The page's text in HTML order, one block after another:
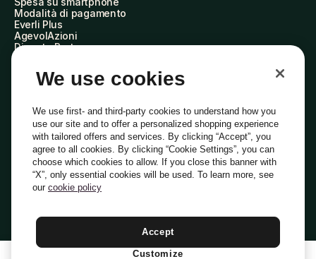
Modalità di pagamento
Everli Plus
AgevolAzioni
Diventa Partner
Everli Shoppers
About Us
Everli News
Domande frequenti
Lavora con noi
Diventa Shopper
Investitori
PrivacyCookiePreferenze Cookie
Termini e CondizioniCodice Etico
Indirizzo PEC: everli@pec.it - indirizzo DPO: dpo@everli.com
Italiano
We use cookies
We use first- and third-party cookies to understand how you
use our site and to offer a personalized shopping experience
with tailored offers and services. By clicking “Accept”, you
agree to all cookies. By clicking “Cookie Settings”, you can
choose which cookies to allow. If you close this banner with
“X”, only essential cookies will be used. To learn more, see
our cookie policy
Accept
Customize